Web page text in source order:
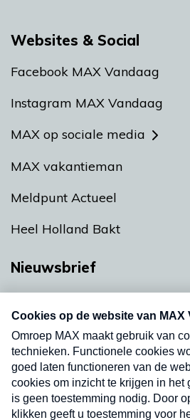
Websites & Social
Facebook MAX Vandaag
Instagram MAX Vandaag
MAX op sociale media
MAX vakantieman
Meldpunt Actueel
Heel Holland Bakt
Nieuwsbrief
nieuwsbrief. Elke vrijdag- en
uw mailbox.